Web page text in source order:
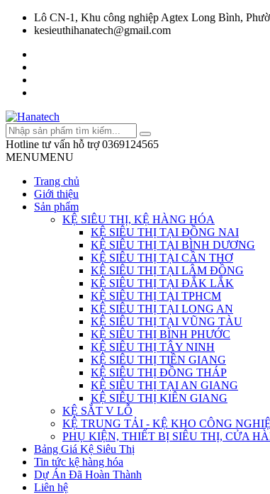
Lô CN-1, Khu công nghiệp Agtex Long Bình,
kesieuthihanatech@gmail.com
Hotline tư vấn hỗ trợ 0369124565
MENUMENU
Trang chủ
Giới thiệu
Sản phẩm
KỆ SIÊU THỊ, KỆ HÀNG HÓA
KỆ SIÊU THỊ TẠI ĐỒNG NAI
KỆ SIÊU THỊ TẠI BÌNH DƯƠNG
KỆ SIÊU THỊ TẠI CẦN THƠ
KỆ SIÊU THỊ TẠI LÂM ĐỒNG
KỆ SIÊU THỊ TẠI ĐẮK LẮK
KỆ SIÊU THỊ TẠI TPHCM
KỆ SIÊU THỊ TẠI LONG AN
KỆ SIÊU THỊ TẠI VŨNG TÀU
KỆ SIÊU THỊ BÌNH PHƯỚC
KỆ SIÊU THỊ TÂY NINH
KỆ SIÊU THỊ TIỀN GIANG
KỆ SIÊU THỊ ĐỒNG THÁP
KỆ SIÊU THỊ TẠI AN GIANG
KỆ SIÊU THỊ KIÊN GIANG
KỆ SẮT V LỖ
KỆ TRUNG TẢI - KỆ KHO CÔNG
PHỤ KIỆN, THIẾT BỊ SIÊU THỊ, CỬA
Bảng Giá Kệ Siêu Thị
Tin tức kệ hàng hóa
Dự Án Đã Hoàn Thành
Liên hệ